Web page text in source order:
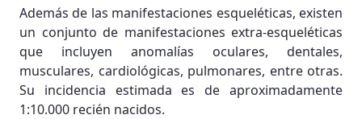
Además de las manifestaciones esqueléticas, existen
un conjunto de manifestaciones extra-esqueléticas
que incluyen anomalías oculares, dentales,
musculares, cardiológicas, pulmonares, entre otras.
Su incidencia estimada es de aproximadamente
1:10.000 recién nacidos.